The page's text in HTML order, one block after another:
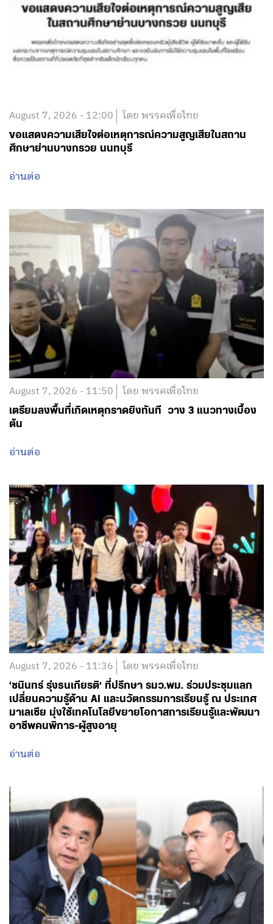
August 7, 2026 - 12:00 โดย พรรคเพื่อไทย
ขอแสดงความเสียใจต่อเหตุการณ์ความสูญเสียในสถาน
ศึกษาย่านบางกรวย นนทบุรี
อ่านต่อ
August 7, 2026 - 11:50 โดย พรรคเพื่อไทย
เตรียมลงพื้นที่เกิดเหตุกราดยิงทันที วาง 3 แนวทางเบื้อง
ต้น
อ่านต่อ
August 7, 2026 - 11:36 โดย พรรคเพื่อไทย
‘ชนินทร์ รุ่งธนเกียรติ’ ที่ปรึกษา รมว.พม. ร่วมประชุมแลก
เปลี่ยนความรู้ด้าน AI และนวัตกรรมการเรียนรู้ ณ ประเทศ
มาเลเซีย มุ่งใช้เทคโนโลยีขยายโอกาสการเรียนรู้และพัฒนา
อาชีพคนพิการ-ผู้สูงอายุ
อ่านต่อ